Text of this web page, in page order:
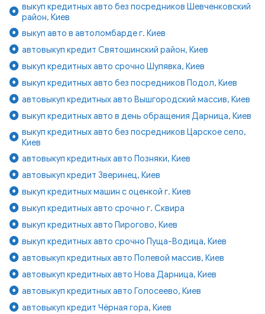
выкуп кредитных авто без посредников Шевченковский
район, Киев
выкуп авто в автоломбарде г. Киев
автовыкуп кредит Святошинский район, Киев
выкуп кредитных авто срочно Шулявка, Киев
выкуп кредитных авто без посредников Подол, Киев
автовыкуп кредитных авто Вышгородский массив, Киев
выкуп кредитных авто в день обращения Дарница, Киев
выкуп кредитных авто без посредников Царское село,
Киев
автовыкуп кредитных авто Позняки, Киев
автовыкуп кредит Зверинец, Киев
выкуп кредитных машин с оценкой г. Киев
выкуп кредитных авто срочно г. Сквира
выкуп кредитных авто Пирогово, Киев
выкуп кредитных авто срочно Пуща-Водица, Киев
автовыкуп кредитных авто Полевой массив, Киев
автовыкуп кредитных авто Нова Дарница, Киев
автовыкуп кредитных авто Голосеево, Киев
автовыкуп кредит Чёрная гора, Киев